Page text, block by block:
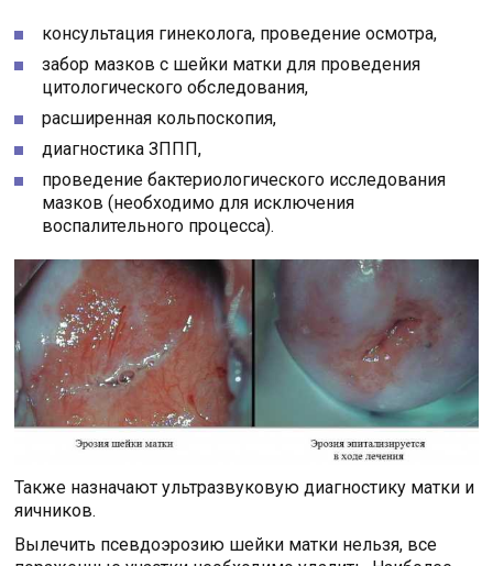
консультация гинеколога, проведение осмотра,
забор мазков с шейки матки для проведения
цитологического обследования,
расширенная кольпоскопия,
диагностика ЗППП,
проведение бактериологического исследования
мазков (необходимо для исключения
воспалительного процесса).
Также назначают ультразвуковую диагностику матки и
яичников.
Вылечить псевдоэрозию шейки матки нельзя, все